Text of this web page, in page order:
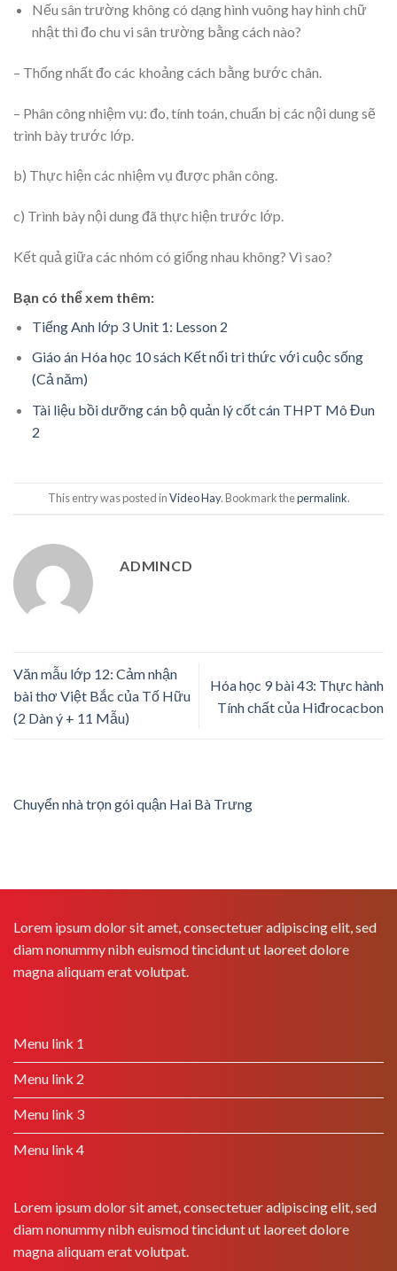
Nếu sân trường không có dạng hình vuông hay hình chữ
nhật thì đo chu vi sân trường bằng cách nào?
– Thống nhất đo các khoảng cách bằng bước chân.
– Phân công nhiệm vụ: đo, tính toán, chuẩn bị các nội dung sẽ
trình bày trước lớp.
b) Thực hiện các nhiệm vụ được phân công.
c) Trình bày nội dung đã thực hiện trước lớp.
Kết quả giữa các nhóm có giống nhau không? Vì sao?
Bạn có thể xem thêm:
Tiếng Anh lớp 3 Unit 1: Lesson 2
Giáo án Hóa học 10 sách Kết nối tri thức với cuộc sống
(Cả năm)
Tài liệu bồi dưỡng cán bộ quản lý cốt cán THPT Mô Đun
2
This entry was posted inVideo Hay. Bookmark thepermalink.
ADMINCD
Văn mẫu lớp 12: Cảm nhận
bài thơ Việt Bắc của Tố Hữu
(2 Dàn ý + 11 Mẫu)
Hóa học 9 bài 43: Thực hành
Tính chất của Hiđrocacbon
Chuyển nhà trọn gói quận Hai Bà Trưng
Lorem ipsum dolor sit amet, consectetuer adipiscing elit, sed
diam nonummy nibh euismod tincidunt ut laoreet dolore
magna aliquam erat volutpat.
Menu link 1
Menu link 2
Menu link 3
Menu link 4
Lorem ipsum dolor sit amet, consectetuer adipiscing elit, sed
diam nonummy nibh euismod tincidunt ut laoreet dolore
magna aliquam erat volutpat.